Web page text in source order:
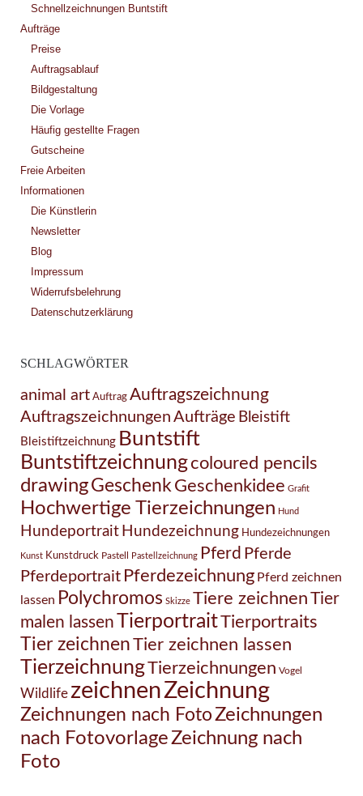
Schnellzeichnungen Buntstift
Aufträge
Preise
Auftragsablauf
Bildgestaltung
Die Vorlage
Häufig gestellte Fragen
Gutscheine
Freie Arbeiten
Informationen
Die Künstlerin
Newsletter
Blog
Impressum
Widerrufsbelehrung
Datenschutzerklärung
SCHLAGWÖRTER
animal art Auftrag Auftragszeichnung
Auftragszeichnungen Aufträge Bleistift
Bleistiftzeichnung Buntstift
Buntstiftzeichnungcoloured pencils
drawingGeschenkGeschenkidee Grafit
Hochwertige Tierzeichnungen Hund
Hundeportrait Hundezeichnung Hundezeichnungen
Kunst Kunstdruck Pastell Pastellzeichnung Pferd Pferde
Pferdeportrait Pferdezeichnung Pferd zeichnen
lassen Polychromos Skizze Tiere zeichnenTier
malen lassenTierportraitTierportraits
Tier zeichnenTier zeichnen lassen
TierzeichnungTierzeichnungen Vogel
WildlifezeichnenZeichnung
Zeichnungen nach FotoZeichnungen
nach FotovorlageZeichnung nach
Foto